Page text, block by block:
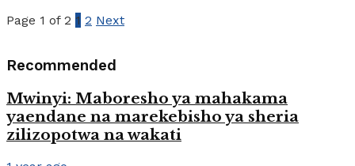
Page 1 of 2 1 2 Next
Recommended
Mwinyi: Maboresho ya mahakama
yaendane na marekebisho ya sheria
zilizopotwa na wakati